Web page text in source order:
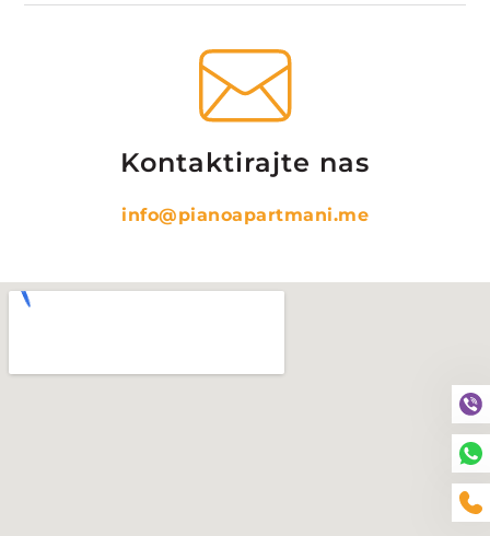
Kontaktirajte nas
info@pianoapartmani.me